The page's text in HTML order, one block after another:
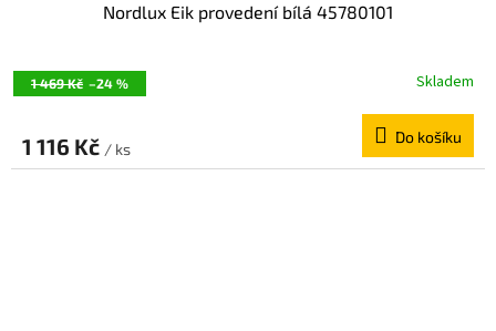
1 469 Kč –24 %
Nordlux Eik provedení bílá 45780101
Skladem
1 116 Kč / ks
Do košíku